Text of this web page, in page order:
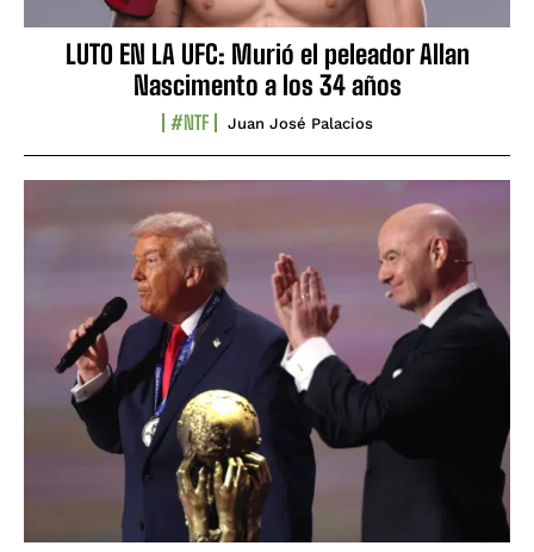
LUTO EN LA UFC: Murió el peleador Allan
Nascimento a los 34 años
#NTF Juan José Palacios